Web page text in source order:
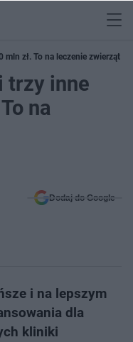
zł. To na leczenie zwierząt
trzy inne
na
Dodaj do Google
i na lepszym
dla
kliniki